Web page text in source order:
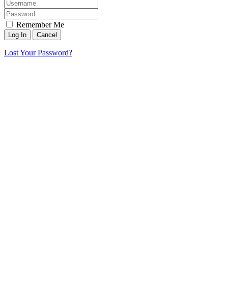
Remember Me
Lost Your Password?